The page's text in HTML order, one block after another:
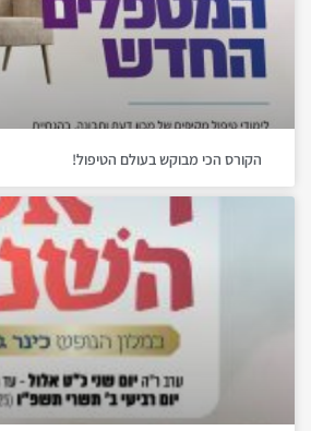
הקורס הכי מבוקש בעולם הטיפול!